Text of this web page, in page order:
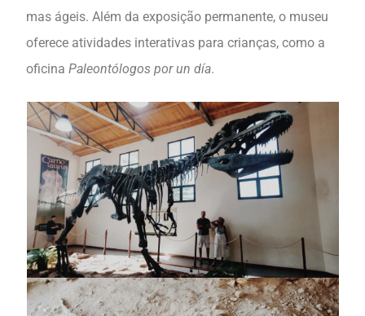
mas ágeis. Além da exposição permanente, o museu
oferece atividades interativas para crianças, como a
oficinaPaleontólogos por un día.